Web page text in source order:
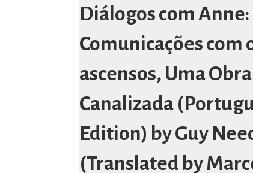
Diálogos com Anne:
Comunicações com
ascensos, Uma Obra
Canalizada
Edition) by Guy
(Translated by